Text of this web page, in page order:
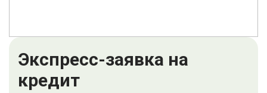
Экспресс-заявка на
кредит